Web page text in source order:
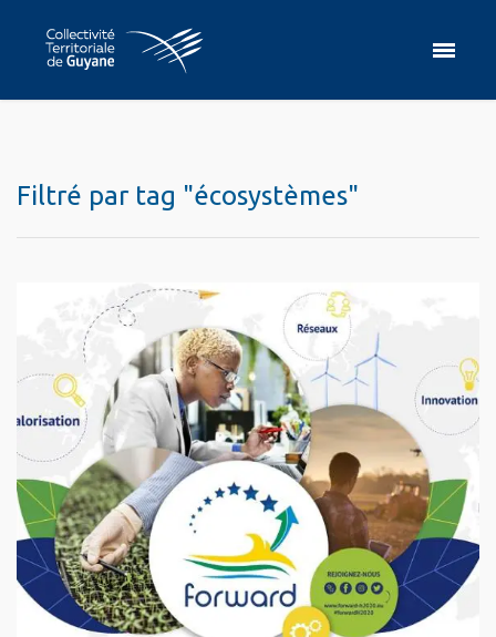
Filtré par tag "écosystèmes"